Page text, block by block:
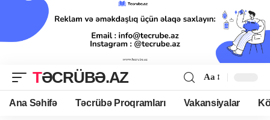
TƏCRÜBƏ.AZ Aa
Ana Səhifə Təcrübə Proqramları Vakansiyalar